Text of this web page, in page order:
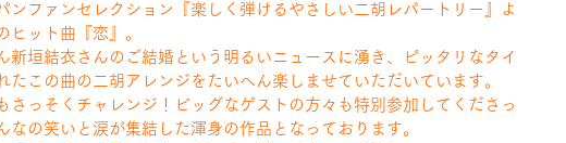
ンファンセレクション『楽しく弾けるやさしい二胡レパートリー』よ
ヒット曲『恋』。
新垣結衣さんのご結婚という明るいニュースに湧き、ピッタリなタイ
たこの曲の二胡アレンジをたいへん楽しませていただいています。
さっそくチャレンジ！ビッグなゲストの方々も特別参加してくださっ
なの笑いと涙が集結した渾身の作品となっております。